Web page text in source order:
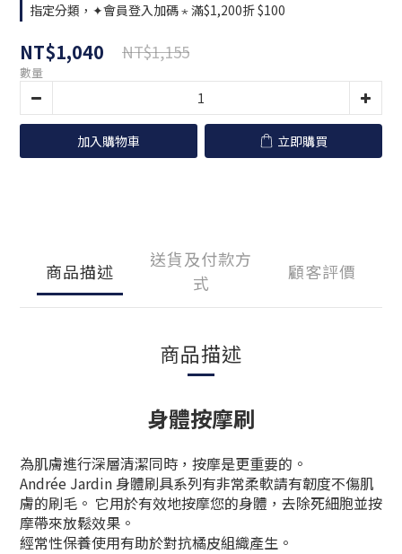
指定分類，✦會員登入加碼 ⋆ 滿$1,200折 $100
NT$1,040 NT$1,155
數量
加入購物車 立即購買
商品描述
送貨及付款方
式
顧客評價
商品描述
身體按摩刷
為肌膚進行深層清潔同時，按摩是更重要的。
Andrée Jardin 身體刷具系列有非常柔軟請有韌度不傷肌
膚的刷毛。 它用於有效地按摩您的身體，去除死細胞並按
摩帶來放鬆效果。
經常性保養使用有助於對抗橘皮組織產生。